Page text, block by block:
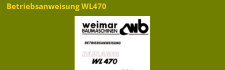
Betriebsanweisung WL470